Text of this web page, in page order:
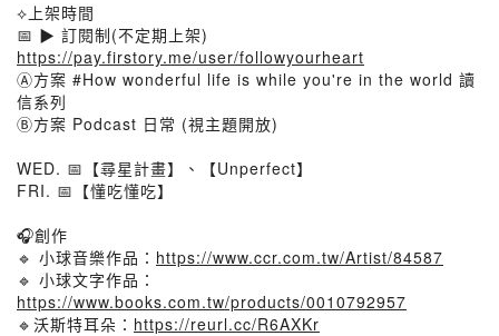
⟡上架時間
📅 ▶ 訂閱制(不定期上架)
https://pay.firstory.me/user/followyourheart
Ⓐ方案 #How wonderful life is while you're in the world 讀
信系列
Ⓑ方案 Podcast 日常 (視主題開放)
WED. 📅【尋星計畫】、【Unperfect】
FRI. 📅【懂吃懂吃】
🎧創作
🔹 小球音樂作品： https://www.ccr.com.tw/Artist/84587
🔹 小球文字作品：
https://www.books.com.tw/products/0010792957
🔹沃斯特耳朵： https://reurl.cc/R6AXKr